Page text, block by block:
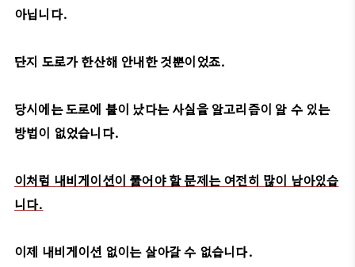
아닙니다.
단지 도로가 한산해 안내한 것뿐이었죠.
당시에는 도로에 불이 났다는 사실을 알고리즘이 알 수 있는
방법이 없었습니다.
이처럼 내비게이션이 풀어야 할 문제는 여전히 많이 남아있습
니다.
이제 내비게이션 없이는 살아갈 수 없습니다.